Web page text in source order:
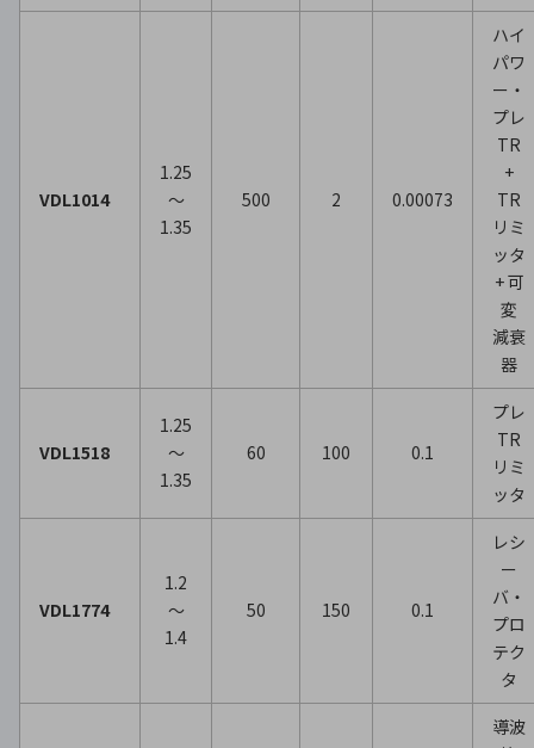
VDL1014
1.25
～
1.35
500 2 0.00073
ハイ
パワ
ー・
プレ
TR
+
TR
リミ
ッタ
+ 可
変
減衰
器
VDL1518
1.25
～
1.35
60 100 0.1
プレ
TR
リミ
ッタ
VDL1774
1.2
～
1.4
50 150 0.1
レシ
ー
バ・
プロ
テク
タ
導波